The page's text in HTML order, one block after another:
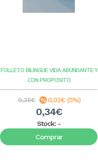
FOLLETO BILINGUE VIDA ABUNDANTE Y
CON PROPOSITO
0,35€ 0,02€ (5%)
0,34€
Stock: -
Comprar